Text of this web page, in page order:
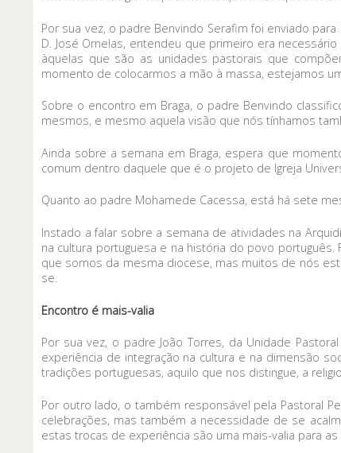
Por sua vez, o padre Benvindo Serafim foi enviado
D. José Ornelas, entendeu que primeiro era
àquelas que são as unidades pastorais que
momento de colocarmos a mão à massa, estejamos
Sobre o encontro em Braga, o padre Benvindo
mesmos, e mesmo aquela visão que nós tínhamos
Ainda sobre a semana em Braga, espera que
comum dentro daquele que é o projeto de Igreja
Quanto ao padre Mohamede Cacessa, está há sete
Instado a falar sobre a semana de atividades na
na cultura portuguesa e na história do povo
que somos da mesma diocese, mas muitos de nós
se.
Encontro é mais-valia
Por sua vez, o padre João Torres, da Unidade
experiência de integração na cultura e na dimensão
tradições portuguesas, aquilo que nos distingue, a
Por outro lado, o também responsável pela Pastoral
celebrações, mas também a necessidade de se
estas trocas de experiência são uma mais-valia para